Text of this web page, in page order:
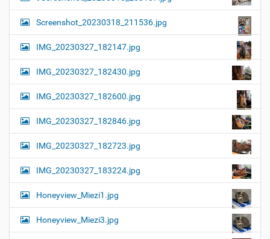
Screenshot_20230318_211536.jpg
IMG_20230327_182147.jpg
IMG_20230327_182430.jpg
IMG_20230327_182600.jpg
IMG_20230327_182846.jpg
IMG_20230327_182723.jpg
IMG_20230327_183224.jpg
Honeyview_Miezi1.jpg
Honeyview_Miezi3.jpg